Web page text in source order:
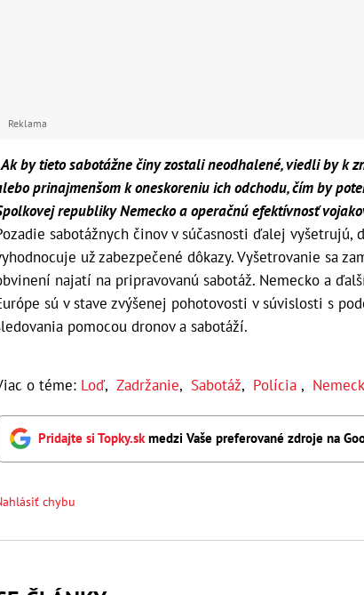
Reklama
by tieto sabotážne činy zostali neodhalené, viedli by k
prinajmenšom k oneskoreniu ich odchodu, čím by
republiky Nemecko a operačnú efektívnosť
sabotážnych činov v súčasnosti ďalej vyšetrujú,
už zabezpečené dôkazy. Vyšetrovanie sa
najatí na pripravovanú sabotáž. Nemecko a
sú v stave zvýšenej pohotovosti v súvislosti s
pomocou dronov a sabotáží.
o téme: Loď, Zadržanie, Sabotáž, Polícia ,
Pridajte si Topky.skmedzi Vaše preferované zdroje na
chybu